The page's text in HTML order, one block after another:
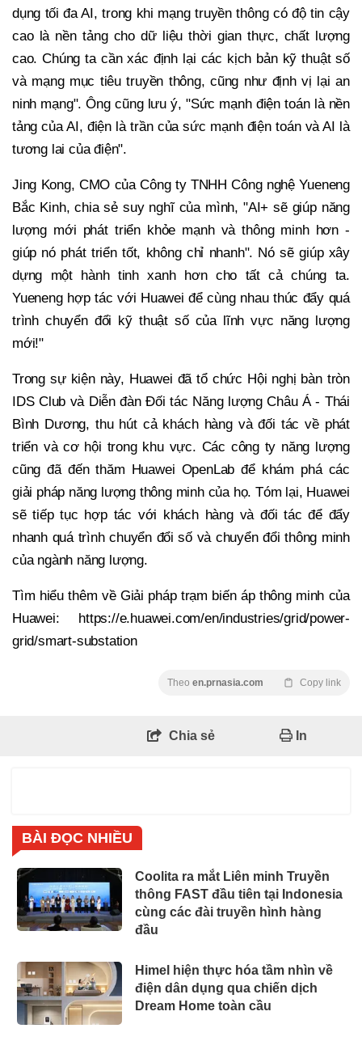
dụng tối đa AI, trong khi mạng truyền thông có độ tin cậy
cao là nền tảng cho dữ liệu thời gian thực, chất lượng
cao. Chúng ta cần xác định lại các kịch bản kỹ thuật số
và mạng mục tiêu truyền thông, cũng như định vị lại an
ninh mạng". Ông cũng lưu ý, "Sức mạnh điện toán là nền
tảng của AI, điện là trần của sức mạnh điện toán và AI là
tương lai của điện".
Jing Kong, CMO của Công ty TNHH Công nghệ Yueneng
Bắc Kinh, chia sẻ suy nghĩ của mình, "AI+ sẽ giúp năng
lượng mới phát triển khỏe mạnh và thông minh hơn -
giúp nó phát triển tốt, không chỉ nhanh". Nó sẽ giúp xây
dựng một hành tinh xanh hơn cho tất cả chúng ta.
Yueneng hợp tác với Huawei để cùng nhau thúc đẩy quá
trình chuyển đổi kỹ thuật số của lĩnh vực năng lượng
mới!"
Trong sự kiện này, Huawei đã tổ chức Hội nghị bàn tròn
IDS Club và Diễn đàn Đối tác Năng lượng Châu Á - Thái
Bình Dương, thu hút cả khách hàng và đối tác về phát
triển và cơ hội trong khu vực. Các công ty năng lượng
cũng đã đến thăm Huawei OpenLab để khám phá các
giải pháp năng lượng thông minh của họ. Tóm lại, Huawei
sẽ tiếp tục hợp tác với khách hàng và đối tác để đẩy
nhanh quá trình chuyển đổi số và chuyển đổi thông minh
của ngành năng lượng.
Tìm hiểu thêm về Giải pháp trạm biến áp thông minh của
Huawei: https://e.huawei.com/en/industries/grid/power-
grid/smart-substation
Theo en.prnasia.com Copy link
Chia sẻ In
BÀI ĐỌC NHIỀU
Coolita ra mắt Liên minh Truyền
thông FAST đầu tiên tại Indonesia
cùng các đài truyền hình hàng
đầu
Himel hiện thực hóa tầm nhìn về
điện dân dụng qua chiến dịch
Dream Home toàn cầu